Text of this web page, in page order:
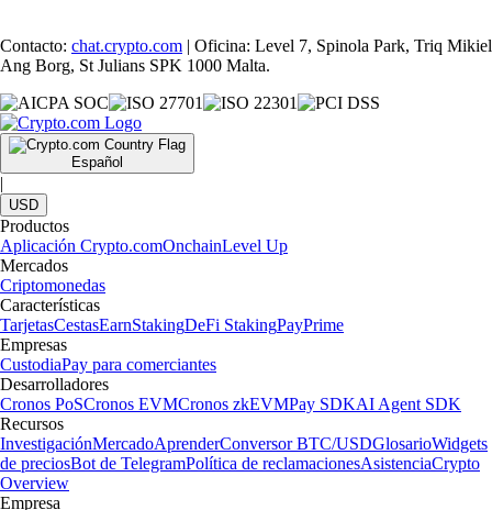
Contacto: chat.crypto.com | Oficina: Level 7, Spinola Park, Triq Mikiel
Ang Borg, St Julians SPK 1000 Malta.
Español
|
USD
Productos
Aplicación Crypto.comOnchainLevel Up
Mercados
Criptomonedas
Características
TarjetasCestasEarnStakingDeFi StakingPayPrime
Empresas
CustodiaPay para comerciantes
Desarrolladores
Cronos PoSCronos EVMCronos zkEVMPay SDKAI Agent SDK
Recursos
InvestigaciónMercadoAprenderConversor BTC/USDGlosarioWidgets
de preciosBot de TelegramPolítica de reclamacionesAsistenciaCrypto
Overview
Empresa